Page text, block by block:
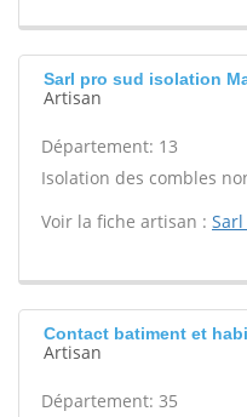
Sarl pro sud isolation
Artisan
Département: 13
Isolation des combles
Voir la fiche artisan :
Contact batiment et
Artisan
Département: 35